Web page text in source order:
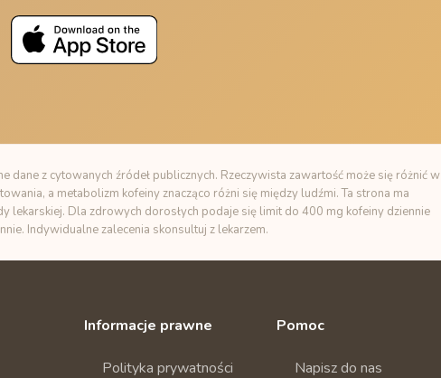
dane z cytowanych źródeł publicznych. Rzeczywista zawartość może się różnić w
a metabolizm kofeiny znacząco różni się między ludźmi. Ta strona ma
lekarskiej. Dla zdrowych dorosłych podaje się limit do 400 mg kofeiny dziennie
Indywidualne zalecenia skonsultuj z lekarzem.
Informacje prawne
Polityka prywatności
Pomoc
Napisz do nas